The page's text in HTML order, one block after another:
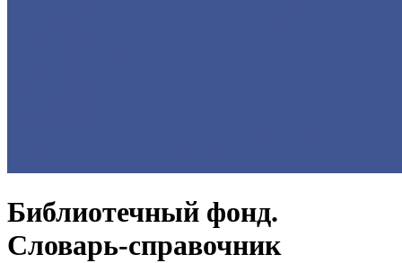
Библиотечный фонд.
Словарь-справочник